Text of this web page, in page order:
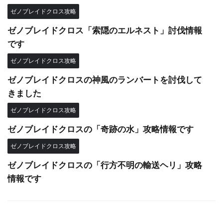
ゼノブレイドクロス攻略
ゼノブレイドクロス「索隠のエルネスト」討伐情報
です
ゼノブレイドクロス攻略
ゼノブレイドクロスの神風のランバートを討伐して
きました
ゼノブレイドクロス攻略
ゼノブレイドクロスの「奇跡の水」攻略情報です
ゼノブレイドクロス攻略
ゼノブレイドクロスの「行方不明の輸送ヘリ」攻略
情報です